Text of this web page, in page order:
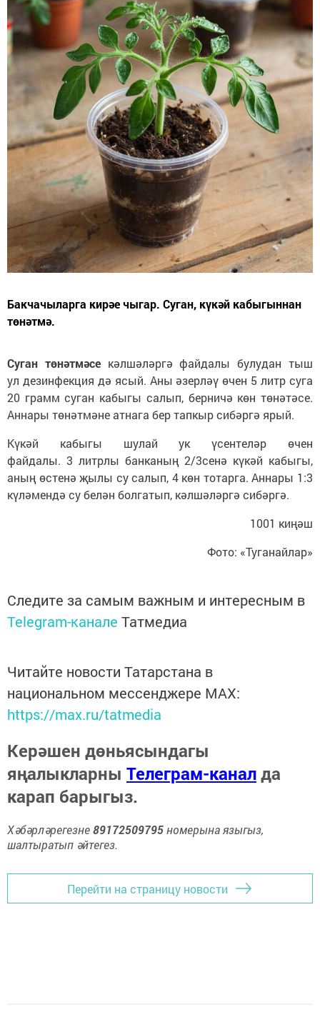
Бакчачыларга кирәе чыгар. Суган, күкәй кабыгыннан
төнәтмә.
Суган төнәтмәсекәлшәләргә файдалы булудан тыш
ул дезинфекция дә ясый. Аны әзерләү өчен 5 литр суга
20 грамм суган кабыгы салып, берничә көн төнәтәсе.
Аннары төнәтмәне атнага бер тапкыр сибәргә ярый.
Күкәй кабыгы шулай ук үсентеләр өчен
файдалы. 3 литрлы банканың 2/3сенә күкәй кабыгы,
аның өстенә җылы су салып, 4 көн тотарга. Аннары 1:3
күләмендә су белән болгатып, кәлшәләргә сибәргә.
1001 киңәш
Фото: «Туганайлар»
Следите за самым важным и интересным в
Telegram-канале Татмедиа
Читайте новости Татарстана в
национальном мессенджере MАХ:
https://max.ru/tatmedia
Керәшен дөньясындагы
яңалыкларны Телеграм-каналда
карап барыгыз.
Хәбәрләрегезне89172509795номерына языгыз,
шалтыратып әйтегез.
Перейти на страницу новости